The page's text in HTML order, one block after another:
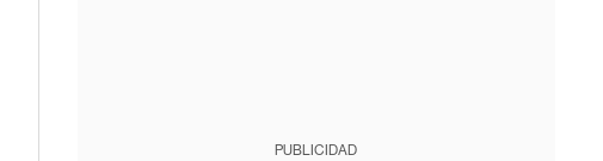
PUBLICIDAD